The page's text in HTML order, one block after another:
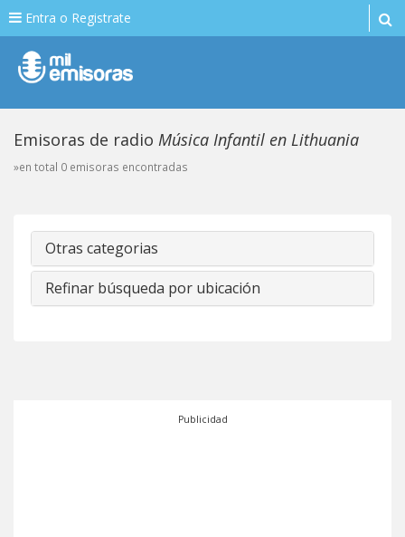
Entra o Registrate
Emisoras de radio Música Infantil en Lithuania
»en total 0 emisoras encontradas
Otras categorias
Refinar búsqueda por ubicación
Publicidad